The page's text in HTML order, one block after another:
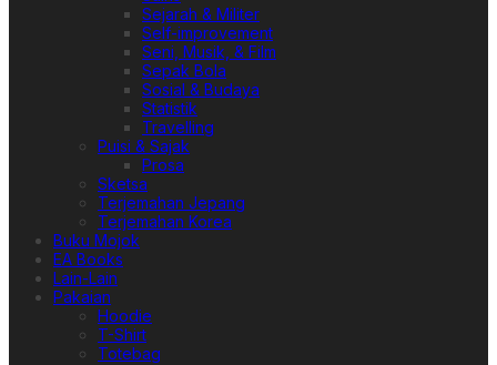
Sejarah & Militer
Self-improvement
Seni, Musik, & Film
Sepak Bola
Sosial & Budaya
Statistik
Travelling
Puisi & Sajak
Prosa
Sketsa
Terjemahan Jepang
Terjemahan Korea
Buku Mojok
EA Books
Lain-Lain
Pakaian
Hoodie
T-Shirt
Totebag